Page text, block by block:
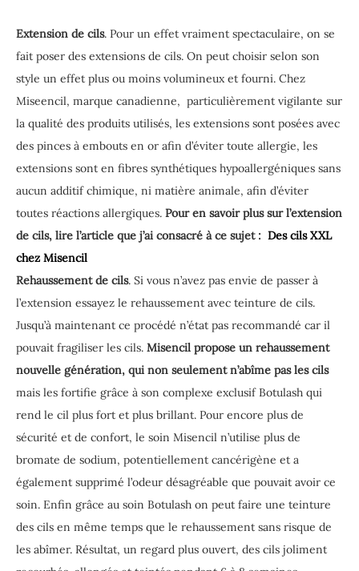
Extension de cils. Pour un effet vraiment spectaculaire, on se
fait poser des extensions de cils. On peut choisir selon son
style un effet plus ou moins volumineux et fourni. Chez
Miseencil, marque canadienne, particulièrement vigilante sur
la qualité des produits utilisés, les extensions sont posées avec
des pinces à embouts en or afin d’éviter toute allergie, les
extensions sont en fibres synthétiques hypoallergéniques sans
aucun additif chimique, ni matière animale, afin d’éviter
toutes réactions allergiques. Pour en savoir plus sur l’extension
de cils, lire l’article que j’ai consacré à ce sujet : Des cils XXL
chez Misencil
Rehaussement de cils. Si vous n’avez pas envie de passer à
l’extension essayez le rehaussement avec teinture de cils.
Jusqu’à maintenant ce procédé n’état pas recommandé car il
pouvait fragiliser les cils. Misencil propose un rehaussement
nouvelle génération, qui non seulement n’abîme pas les cils
mais les fortifie grâce à son complexe exclusif Botulash qui
rend le cil plus fort et plus brillant. Pour encore plus de
sécurité et de confort, le soin Misencil n’utilise plus de
bromate de sodium, potentiellement cancérigène et a
également supprimé l’odeur désagréable que pouvait avoir ce
soin. Enfin grâce au soin Botulash on peut faire une teinture
des cils en même temps que le rehaussement sans risque de
les abîmer. Résultat, un regard plus ouvert, des cils joliment